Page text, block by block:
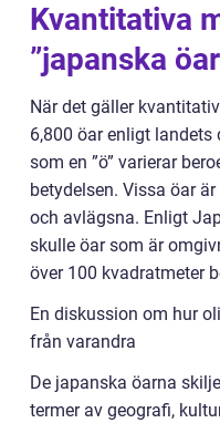
Kvantitativa
”japanska
När det gäller
6,800 öar enligt
som en ”ö” varierar
betydelsen. Vissa öar
och avlägsna. Enligt
skulle öar som är
över 100 kvadratmeter
En diskussion om hur
från varandra
De japanska öarna
termer av geografi,